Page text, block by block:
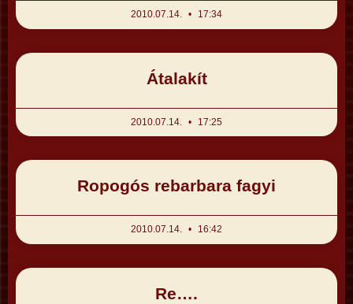
2010.07.14. 17:34
Átalakít
2010.07.14. 17:25
Ropogós rebarbara fagyi
2010.07.14. 16:42
Re….